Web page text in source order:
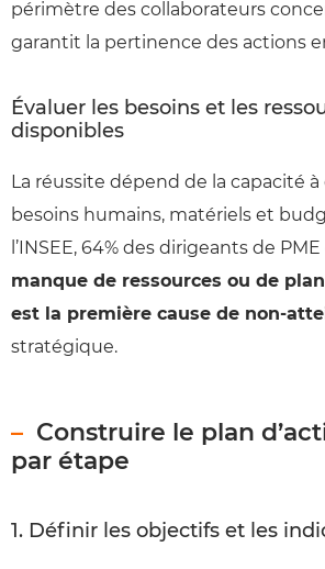
périmètre des collaborateurs
garantit la pertinence des actions
Évaluer les besoins et les
disponibles
La réussite dépend de la capacité
besoins humains, matériels et
l’INSEE, 64% des dirigeants de
manque de ressources ou de
est la première cause de non-
stratégique.
Construire le plan
par étape
1. Définir les objectifs et les